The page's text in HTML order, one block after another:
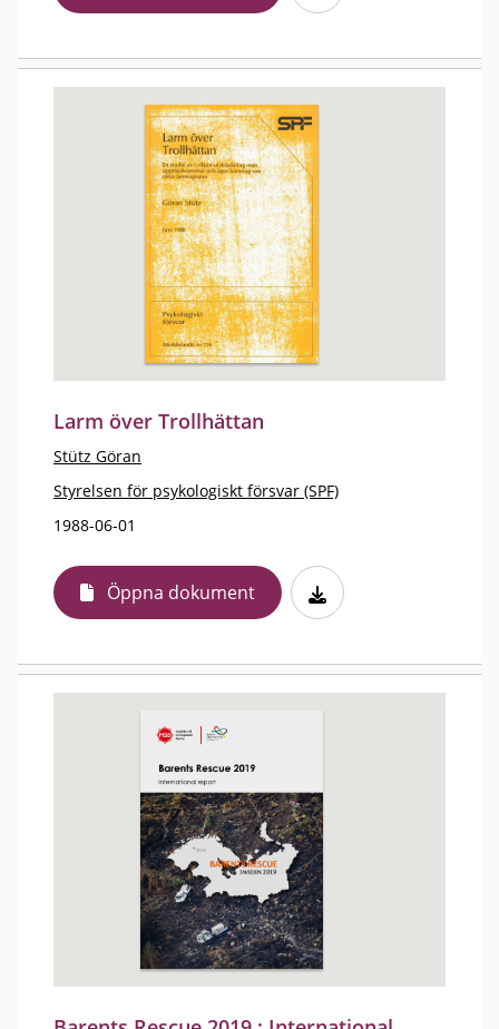
Larm över Trollhättan
Stütz Göran
Styrelsen för psykologiskt försvar (SPF)
1988-06-01
Öppna dokument